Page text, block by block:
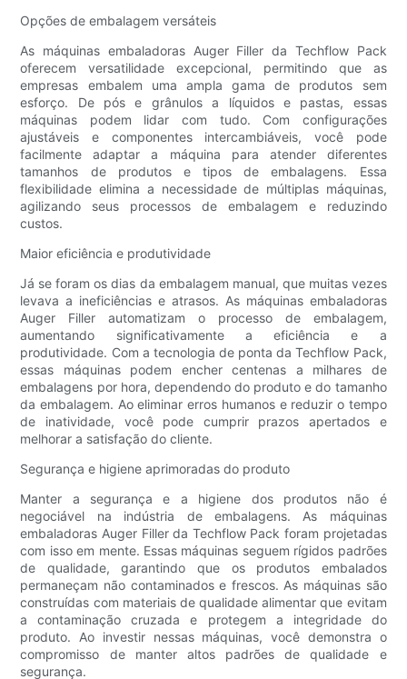
Opções de embalagem versáteis
As máquinas embaladoras Auger Filler da Techflow Pack
oferecem versatilidade excepcional, permitindo que as
empresas embalem uma ampla gama de produtos sem
esforço. De pós e grânulos a líquidos e pastas, essas
máquinas podem lidar com tudo. Com configurações
ajustáveis ​​e componentes intercambiáveis, você pode
facilmente adaptar a máquina para atender diferentes
tamanhos de produtos e tipos de embalagens. Essa
flexibilidade elimina a necessidade de múltiplas máquinas,
agilizando seus processos de embalagem e reduzindo
custos.
Maior eficiência e produtividade
Já se foram os dias da embalagem manual, que muitas vezes
levava a ineficiências e atrasos. As máquinas embaladoras
Auger Filler automatizam o processo de embalagem,
aumentando significativamente a eficiência e a
produtividade. Com a tecnologia de ponta da Techflow Pack,
essas máquinas podem encher centenas a milhares de
embalagens por hora, dependendo do produto e do tamanho
da embalagem. Ao eliminar erros humanos e reduzir o tempo
de inatividade, você pode cumprir prazos apertados e
melhorar a satisfação do cliente.
Segurança e higiene aprimoradas do produto
Manter a segurança e a higiene dos produtos não é
negociável na indústria de embalagens. As máquinas
embaladoras Auger Filler da Techflow Pack foram projetadas
com isso em mente. Essas máquinas seguem rígidos padrões
de qualidade, garantindo que os produtos embalados
permaneçam não contaminados e frescos. As máquinas são
construídas com materiais de qualidade alimentar que evitam
a contaminação cruzada e protegem a integridade do
produto. Ao investir nessas máquinas, você demonstra o
compromisso de manter altos padrões de qualidade e
segurança.